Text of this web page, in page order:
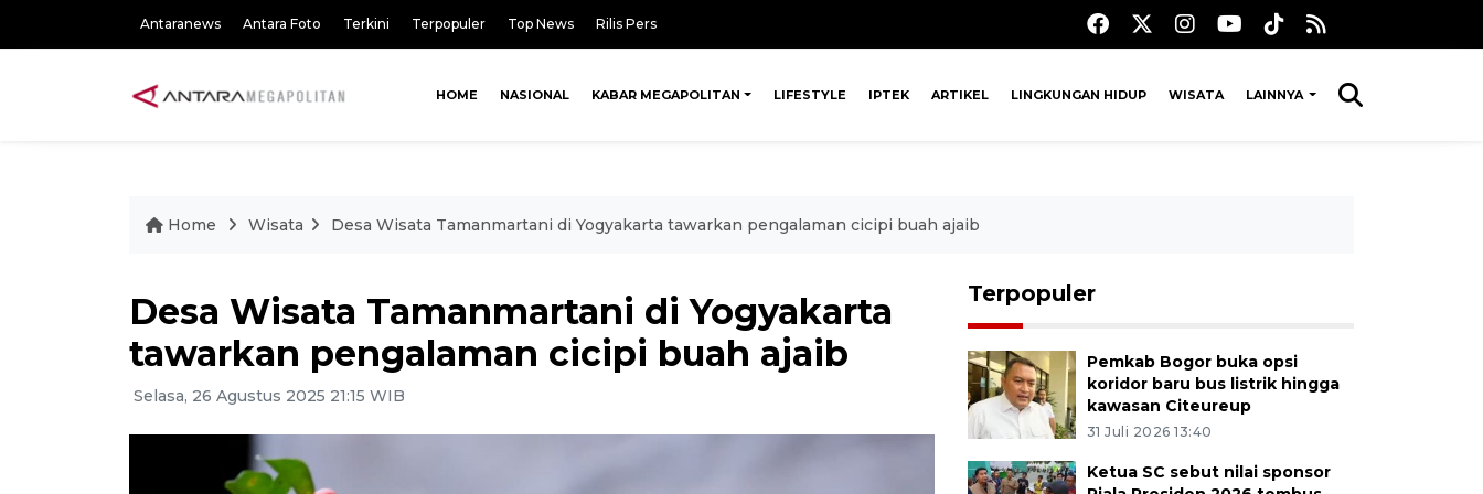
Antaranews Antara Foto Terkini Terpopuler Top News Rilis Pers
HOME NASIONAL KABAR MEGAPOLITAN LIFESTYLE IPTEK ARTIKEL LINGKUNGAN HIDUP WISATA LAINNYA
Home Wisata Desa Wisata Tamanmartani di Yogyakarta tawarkan pengalaman cicipi buah ajaib
Desa Wisata Tamanmartani di Yogyakarta
tawarkan pengalaman cicipi buah ajaib
Selasa, 26 Agustus 2025 21:15 WIB
Terpopuler
Pemkab Bogor buka opsi
koridor baru bus listrik hingga
kawasan Citeureup
31 Juli 2026 13:40
Ketua SC sebut nilai sponsor